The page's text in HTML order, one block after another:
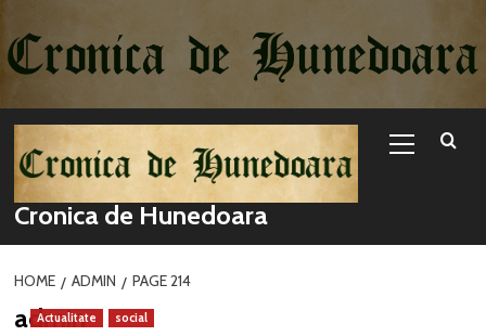
la
conținut
Cronica de Hunedoara
Menu
HOME ADMIN PAGE 214
admin
Actualitate social